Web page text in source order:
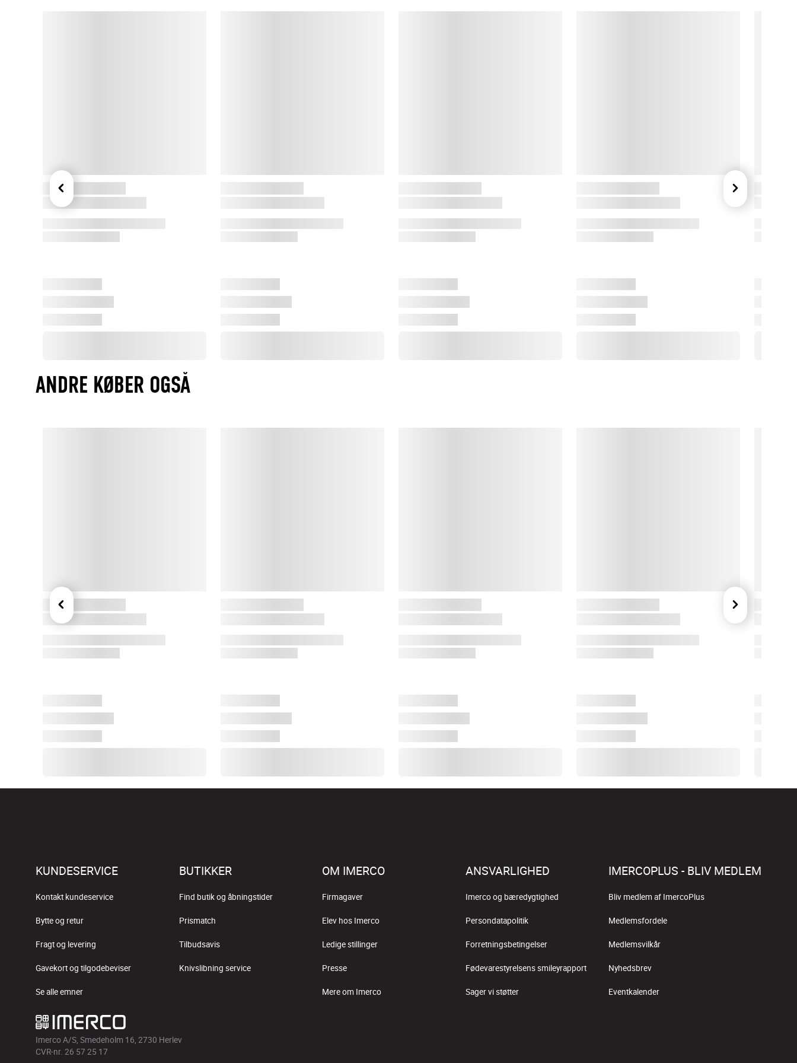
hjemmet, med en passion for kvalitet og design. Fra deres
ANDRE KØBER OGSÅ
KUNDESERVICE
Kontakt kundeservice
Bytte og retur
Fragt og levering
Gavekort og tilgodebeviser
Se alle emner
BUTIKKER
Find butik og åbningstider
Prismatch
Tilbudsavis
Knivslibning service
OM IMERCO
Firmagaver
Elev hos Imerco
Ledige stillinger
Presse
Mere om Imerco
ANSVARLIGHED
Imerco og bæredygtighed
Persondatapolitik
Forretningsbetingelser
Fødevarestyrelsens smileyrapport
Sager vi støtter
IMERCOPLUS - BLIV MEDLEM
Bliv medlem af ImercoPlus
Medlemsfordele
Medlemsvilkår
Nyhedsbrev
Eventkalender
Imerco A/S, Smedeholm 16, 2730 Herlev
CVR-nr. 26 57 25 17